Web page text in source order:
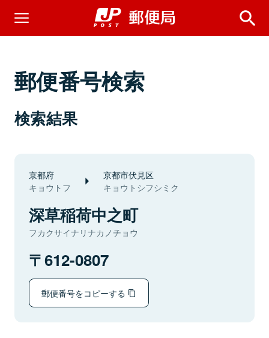
郵便番号検索
検索結果
京都府
キョウトフ
京都市伏見区
キョウトシフシミク
深草稲荷中之町
フカクサイナリナカノチョウ
612-0807
郵便番号をコピーする